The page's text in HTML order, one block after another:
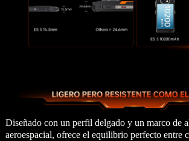
Diseñado con un perfil delgado y un marco de
aeroespacial, ofrece el equilibrio perfecto entre